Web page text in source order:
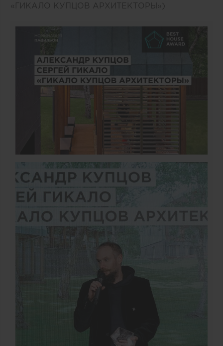
«ГИКАЛО КУПЦОВ АРХИТЕКТОРЫ»)